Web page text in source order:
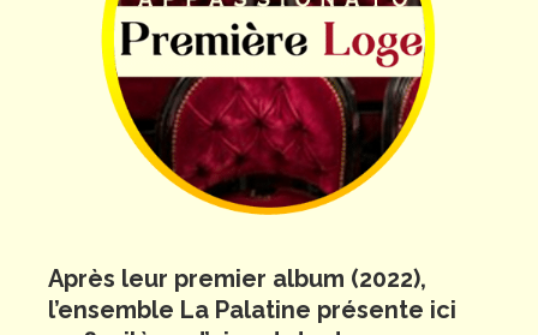
Après leur premier album (2022),
l’ensemble La Palatine présente ici